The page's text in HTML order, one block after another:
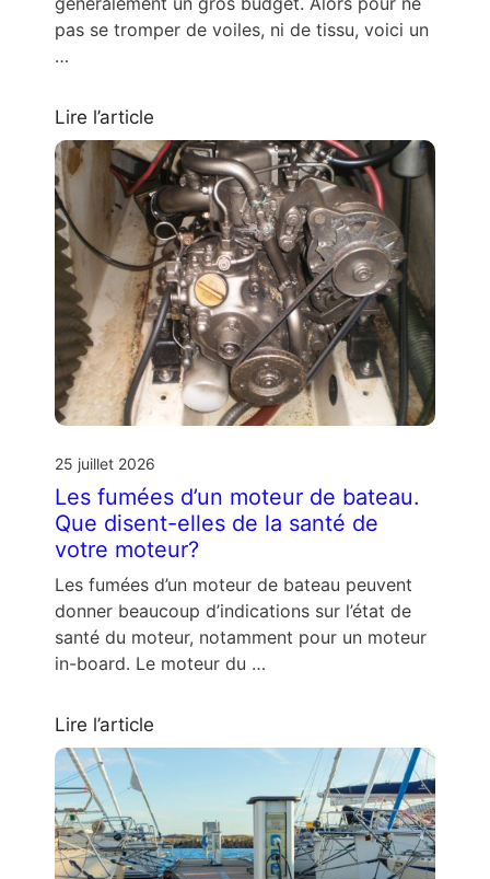
pas se tromper de voiles, ni de tissu, voici un
…
Lire l’article
25 juillet 2026
Les fumées d’un moteur de bateau.
Que disent-elles de la santé de
votre moteur?
Les fumées d’un moteur de bateau peuvent
donner beaucoup d’indications sur l’état de
santé du moteur, notamment pour un moteur
in-board. Le moteur du …
Lire l’article